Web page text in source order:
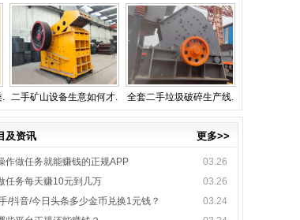
. 二手矿山设备生意如何才. 全套二手垃圾破碎生产线.
及资讯 更多>>
03.26
作做任务就能赚钱的正规APP
03.26
任务每天赚10元到几万
03.24
/抖音/今日头条多少金币兑换1元钱？